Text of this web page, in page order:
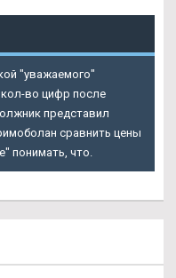
"уважаемого"
во цифр после
представил
сравнить цены
понимать, что.